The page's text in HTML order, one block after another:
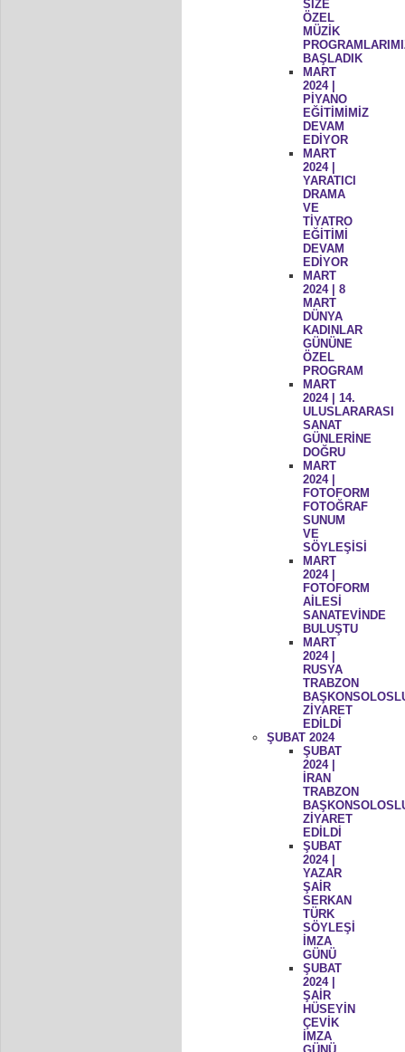
SİZE
ÖZEL
MÜZİK
BAŞLADIK
MART
2024 |
PİYANO
EĞİTİMİMİZ
DEVAM
EDİYOR
MART
2024 |
YARATICI
DRAMA
VE
TİYATRO
EĞİTİMİ
DEVAM
EDİYOR
MART
2024 | 8
MART
DÜNYA
KADINLAR
GÜNÜNE
ÖZEL
PROGRAM
MART
2024 | 14.
ULUSLARARASI
SANAT
GÜNLERİNE
DOĞRU
MART
2024 |
FOTOFORM
FOTOĞRAF
SUNUM
VE
SÖYLEŞİSİ
MART
2024 |
FOTOFORM
AİLESİ
SANATEVİNDE
BULUŞTU
MART
2024 |
RUSYA
TRABZON
ZİYARET
EDİLDİ
ŞUBAT 2024
ŞUBAT
2024 |
İRAN
TRABZON
ZİYARET
EDİLDİ
ŞUBAT
2024 |
YAZAR
ŞAİR
SERKAN
TÜRK
SÖYLEŞİ
İMZA
GÜNÜ
ŞUBAT
2024 |
ŞAİR
HÜSEYİN
ÇEVİK
İMZA